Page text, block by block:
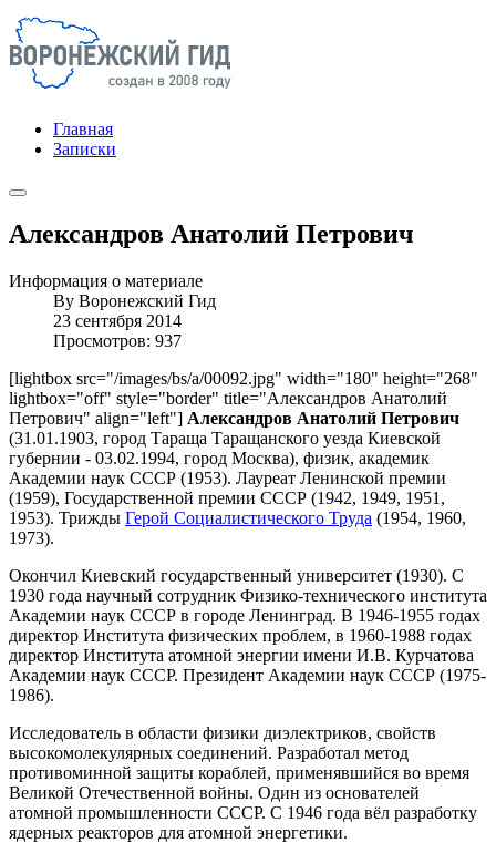
Главная
Записки
Александров Анатолий Петрович
Информация о материале
By Воронежский Гид
23 сентября 2014
Просмотров: 937
[lightbox src="/images/bs/a/00092.jpg" width="180" height="268"
lightbox="off" style="border" title="Александров Анатолий
Петрович" align="left"] Александров Анатолий Петрович
(31.01.1903, город Тараща Таращанского уезда Киевской
губернии - 03.02.1994, город Москва), физик, академик
Академии наук СССР (1953). Лауреат Ленинской премии
(1959), Государственной премии СССР (1942, 1949, 1951,
1953). Трижды Герой Социалистического Труда (1954, 1960,
1973).
Окончил Киевский государственный университет (1930). С
1930 года научный сотрудник Физико-технического института
Академии наук СССР в городе Ленинград. В 1946-1955 годах
директор Института физических проблем, в 1960-1988 годах
директор Института атомной энергии имени И.В. Курчатова
Академии наук СССР. Президент Академии наук СССР (1975-
1986).
Исследователь в области физики диэлектриков, свойств
высокомолекулярных соединений. Разработал метод
противоминной защиты кораблей, применявшийся во время
Великой Отечественной войны. Один из основателей
атомной промышленности СССР. С 1946 года вёл разработку
ядерных реакторов для атомной энергетики.